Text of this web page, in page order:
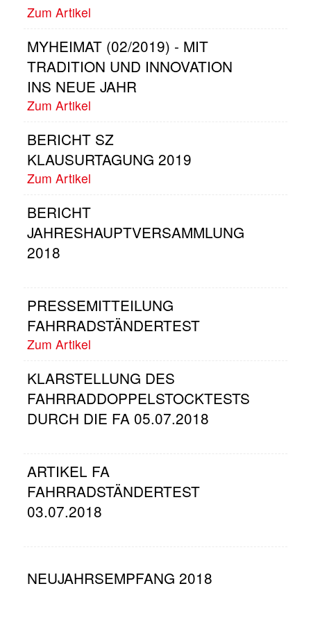
Zum Artikel
MYHEIMAT (02/2019) - MIT
TRADITION UND INNOVATION
INS NEUE JAHR
Zum Artikel
BERICHT SZ
KLAUSURTAGUNG 2019
Zum Artikel
BERICHT
JAHRESHAUPTVERSAMMLUNG
2018
PRESSEMITTEILUNG
FAHRRADSTÄNDERTEST
Zum Artikel
KLARSTELLUNG DES
FAHRRADDOPPELSTOCKTESTS
DURCH DIE FA 05.07.2018
ARTIKEL FA
FAHRRADSTÄNDERTEST
03.07.2018
NEUJAHRSEMPFANG 2018